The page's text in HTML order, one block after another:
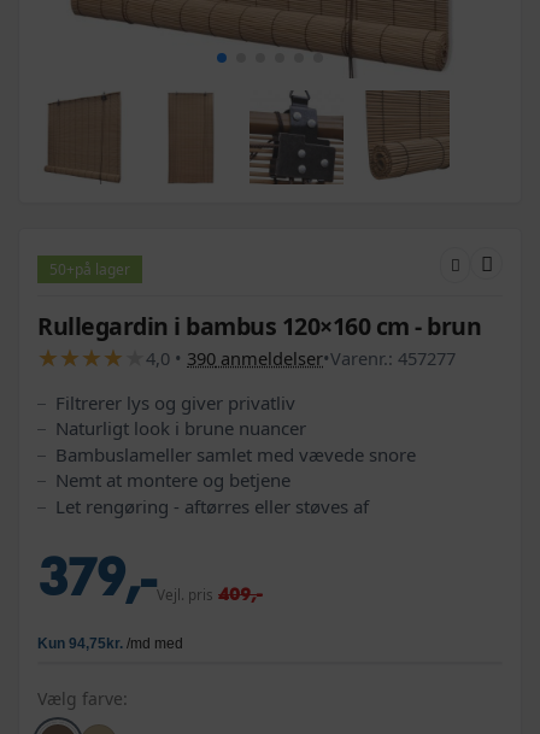
50+på lager
Rullegardin i bambus 120×160 cm - brun
★
★★
★★
★★
★ 4,0 • 390 anmeldelser•Varenr.: 457277
Filtrerer lys og giver privatliv
Naturligt look i brune nuancer
Bambuslameller samlet med vævede snore
Nemt at montere og betjene
Let rengøring - aftørres eller støves af
379,-Vejl. pris 409,-
Vælg farve: